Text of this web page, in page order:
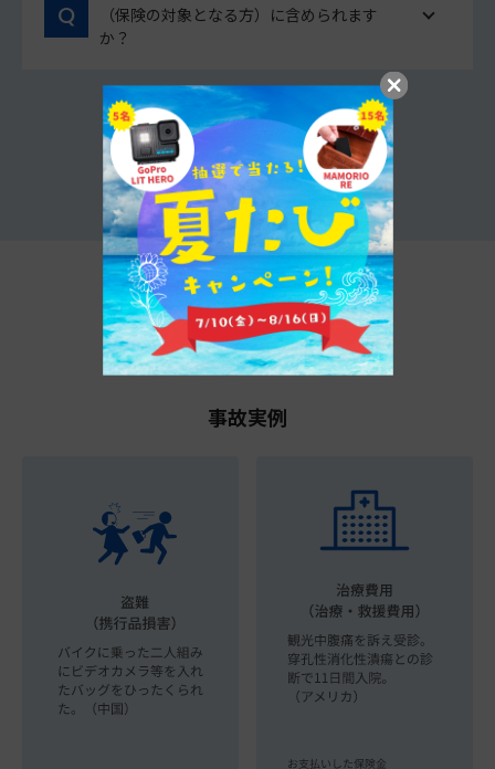
（保険の対象となる方）に含められます
か？
他のよくあるご質問をみる
t@biho情報局
事故実例